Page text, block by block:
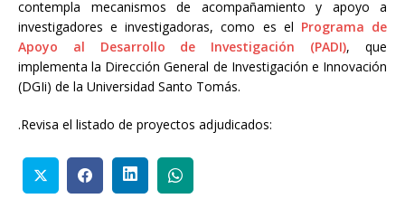
contempla mecanismos de acompañamiento y apoyo a
investigadores e investigadoras, como es el Programa de
Apoyo al Desarrollo de Investigación (PADI), que
implementa la Dirección General de Investigación e Innovación
(DGIi) de la Universidad Santo Tomás.
.Revisa el listado de proyectos adjudicados: